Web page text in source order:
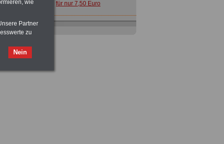
für nur 7,50 Euro
Buch
wie
Partner
zu
Nein